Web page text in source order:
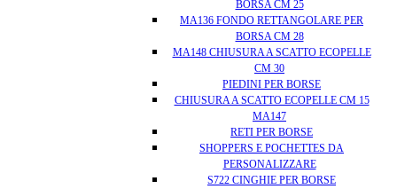
BORSA CM 25
MA136 FONDO RETTANGOLARE PER
BORSA CM 28
MA148 CHIUSURA A SCATTO ECOPELLE
CM 30
PIEDINI PER BORSE
CHIUSURA A SCATTO ECOPELLE CM 15
MA147
RETI PER BORSE
SHOPPERS E POCHETTES DA
PERSONALIZZARE
S722 CINGHIE PER BORSE